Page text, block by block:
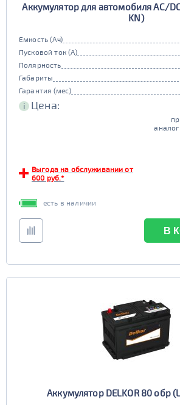
Аккумулятор для автомобиля AC/
KN)
Емкость (Ач)
Пусковой ток (А)
Полярность
Габариты
Гарантия (мес)
i Цена:
Выгода на обслуживании от
600 руб.*
есть в наличии
В
Аккумулятор DELKOR 80 обр